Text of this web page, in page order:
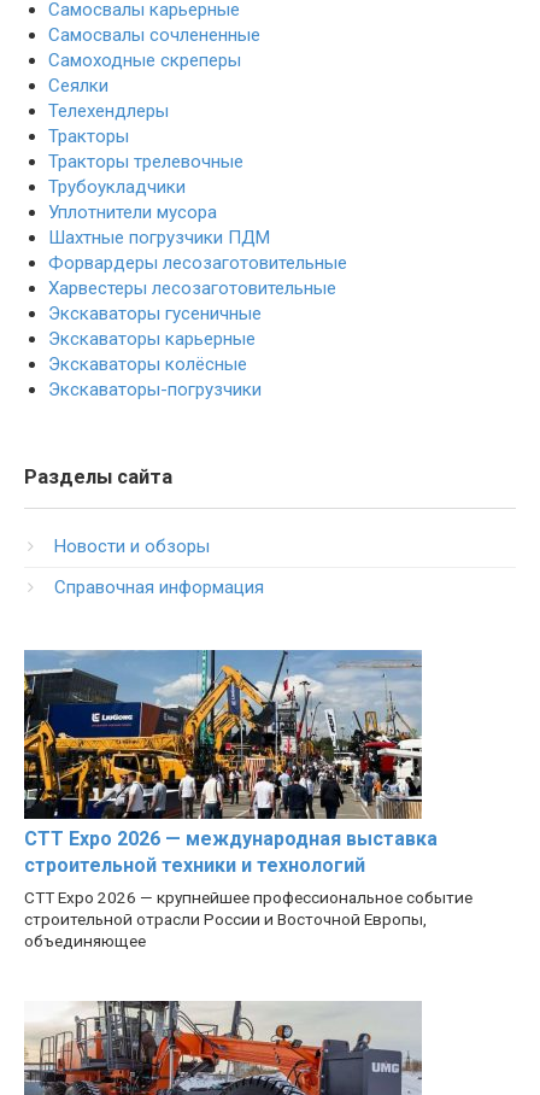
Самосвалы карьерные
Самосвалы сочлененные
Самоходные скреперы
Сеялки
Телехендлеры
Тракторы
Тракторы трелевочные
Трубоукладчики
Уплотнители мусора
Шахтные погрузчики ПДМ
Форвардеры лесозаготовительные
Харвестеры лесозаготовительные
Экскаваторы гусеничные
Экскаваторы карьерные
Экскаваторы колёсные
Экскаваторы-погрузчики
Разделы сайта
Новости и обзоры
Справочная информация
CTT Expo 2026 — международная выставка
строительной техники и технологий
CTT Expo 2026 — крупнейшее профессиональное событие
строительной отрасли России и Восточной Европы,
объединяющее